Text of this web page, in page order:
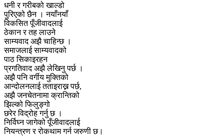
धनी र गरीबको खाल्डो
पुरिएको छैन । नयाँनयाँ
विकसित पूँजीवादलाई
ठेकान र तह लाउने
साम्यवाद अझै चाहिन्छ ।
समाजलाई साम्यवादको
पाठ सिकाइरहन
प्रगतिवाद अझै लेखिनु पर्छ ।
अझै पनि वर्गीय मुक्तिको
आन्दोलनलाई तताइराख्न पर्छ,
अझै जनचेतनामा क्रान्तिको
झिल्को फिलुङ्गो
छरेर विद्रोह गर्नु छ ।
निर्विघ्न जागेको पूँजीवादलाई
नियन्त्रण र रोकथाम गर्न जरुणी छ।